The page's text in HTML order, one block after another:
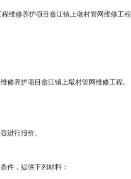
维修养护项目畲江镇上墩村管网维修工程
修养护项目畲江镇上墩村管网维修工程。
进行报价。
件，提供下列材料：